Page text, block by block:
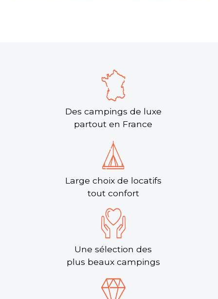
Des campings de luxe
partout en France
Large choix de locatifs
tout confort
Une sélection des
plus beaux campings